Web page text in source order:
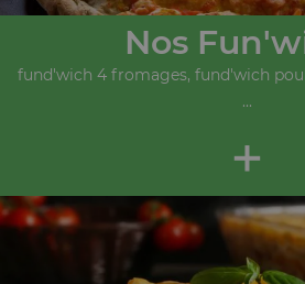
Nos
fund'wich 4 fromages, fund'wich
...
+